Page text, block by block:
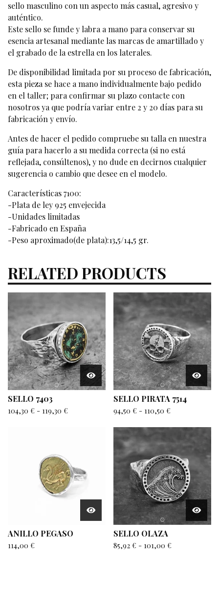
sello masculino con un aspecto más casual, agresivo y
auténtico.
Este sello se funde y labra a mano para conservar su
esencia artesanal mediante las marcas de amartillado y
el grabado de la estrella en los laterales.
De disponibilidad limitada por su proceso de fabricación,
esta pieza se hace a mano individualmente bajo pedido
en el taller; para confirmar su plazo contacte con
nosotros ya que podría variar entre 2 y 20 días para su
fabricación y envío.
Antes de hacer el pedido compruebe su talla en nuestra
guía para hacerlo a su medida correcta (si no está
reflejada, consúltenos), y no dude en decirnos cualquier
sugerencia o cambio que desee en el modelo.
Características 7100:
-Plata de ley 925 envejecida
-Unidades limitadas
-Fabricado en España
-Peso aproximado(de plata):13,5/14,5 gr.
RELATED PRODUCTS
SELLO 7403
104,30 € - 119,30 €
SELLO PIRATA 7514
94,50 € - 110,50 €
ANILLO PEGASO
114,00 €
SELLO OLAZA
85,92 € - 101,00 €